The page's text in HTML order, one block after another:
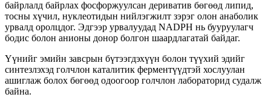
байрлалд байрлах фосфоржуулсан дериватив бөгөөд липид,
тосны хүчил, нуклеотидын нийлэгжилт зэрэг олон анаболик
урвалд оролцдог. Эдгээр урвалуудад NADPH нь бууруулагч
бодис болон анионы донор болгон шаардлагатай байдаг.
Үүнийг эмийн завсрын бүтээгдэхүүн болон түүхий эдийг
синтезлэхэд голчлон каталитик ферментүүдтэй хослуулан
ашиглаж болох бөгөөд одоогоор голчлон лабораторид судалж
байна.